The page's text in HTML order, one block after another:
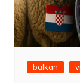
balkan